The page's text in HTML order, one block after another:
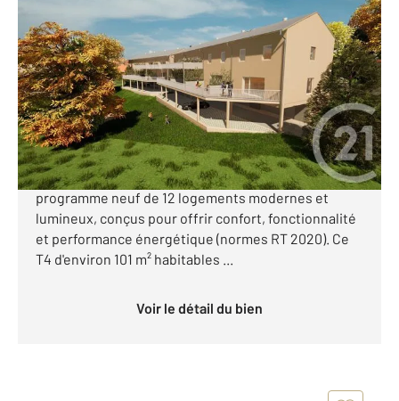
LES ROUSSES 39
101 m , 4 pièces
Ref : 10697
Appartement F4 à vendre
480 000 €
Programme neuf aux Rousses Idéalement situé
dans le charmant village des Rousses, découvrez ce
programme neuf de 12 logements modernes et
lumineux, conçus pour offrir confort, fonctionnalité
et performance énergétique (normes RT 2020). Ce
T4 d'environ 101 m² habitables ...
Voir le détail du bien